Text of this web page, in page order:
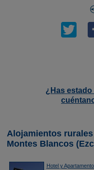
¿Has
Alojamientos
Montes Blancos
Hotel y